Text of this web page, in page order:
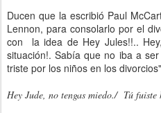
Ducen que la escribió Paul
Lennon, para consolarlo por el
con la idea de Hey Jules!!..
situación!. Sabía que no iba a
triste por los niños en los
Hey Jude, no tengas miedo./ Tú